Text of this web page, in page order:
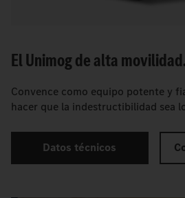
El Unimog de alta
Convence como equipo potente y
hacer que la indestructibilidad sea
Datos técnicos